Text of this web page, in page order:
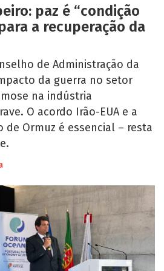
paz é “condição
a recuperação da
de Administração da
da guerra no setor
na indústria
O acordo Irão-EUA e a
de Ormuz é essencial – resta